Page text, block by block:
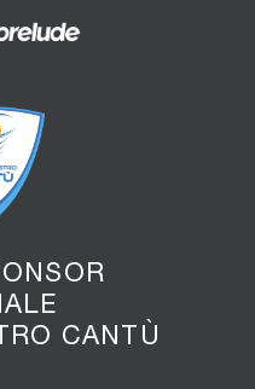
CANTÙ